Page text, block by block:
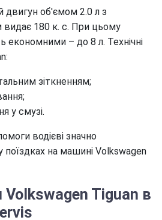
двигун об'ємом 2.0 л з
180 к. с. При цьому
економними – до 8 л. Технічні
зіткненням;
у смузі.
водієві значно
на машині Volkswagen
Tiguan в